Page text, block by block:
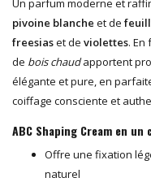
pivoine blanche et de
freesiaset de violettes. En
de bois chaudapportent
élégante et pure, en
coiffage consciente et
ABC Shaping Cream en un
Offre une fixation
naturel